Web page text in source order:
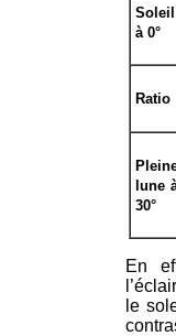
Soleil
à 0°
Ratio
lune
30°
En
le